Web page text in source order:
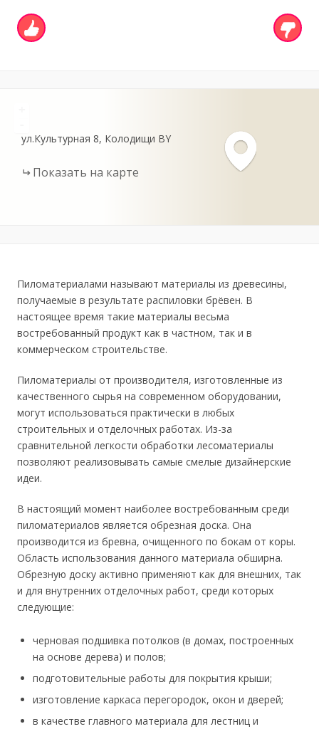
ул.Культурная 8 Колодищи BY
Показать на карте
Пиломатериалами называют материалы из древесины,
получаемые в результате распиловки брёвен. В
настоящее время такие материалы весьма
востребованный продукт как в частном, так и в
коммерческом строительстве.
Пиломатериалы от производителя, изготовленные из
качественного сырья на современном оборудовании,
могут использоваться практически в любых
строительных и отделочных работах. Из-за
сравнительной легкости обработки лесоматериалы
позволяют реализовывать самые смелые дизайнерские
идеи.
В настоящий момент наиболее востребованным среди
пиломатериалов является обрезная доска. Она
производится из бревна, очищенного по бокам от коры.
Область использования данного материала обширна.
Обрезную доску активно применяют как для внешних, так
и для внутренних отделочных работ, среди которых
следующие:
черновая подшивка потолков (в домах, построенных
на основе дерева) и полов;
подготовительные работы для покрытия крыши;
изготовление каркаса перегородок, окон и дверей;
в качестве главного материала для лестниц и